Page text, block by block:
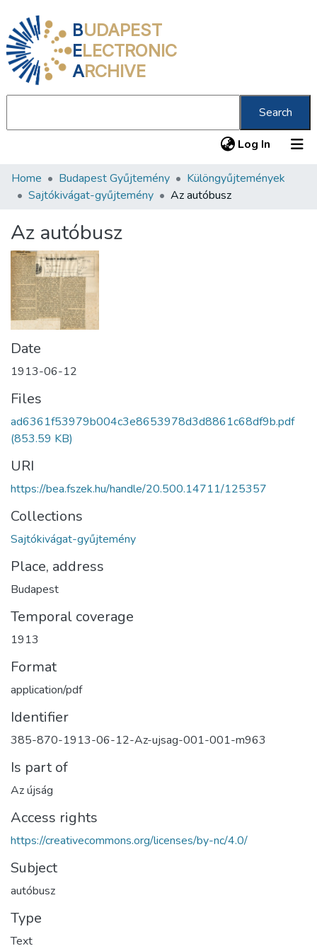
BUDAPEST
ELECTRONIC
ARCHIVE
Search
Log In (current)
Communities & Collections
Statistics
About us
Home Budapest Gyűjtemény
Különgyűjtemények
Sajtókivágat-gyűjtemény
Az autóbusz
Az autóbusz
Date
1913-06-12
Files
ad6361f53979b004c3e8653978d3d8861c68df9b.pdf
(853.59 KB)
URI
https://bea.fszek.hu/handle/20.500.14711/125357
Collections
Sajtókivágat-gyűjtemény
Place, address
Budapest
Temporal coverage
1913
Format
application/pdf
Identifier
385-870-1913-06-12-Az-ujsag-001-001-m963
Is part of
Az újság
Access rights
https://creativecommons.org/licenses/by-nc/4.0/
Subject
autóbusz
Type
Text